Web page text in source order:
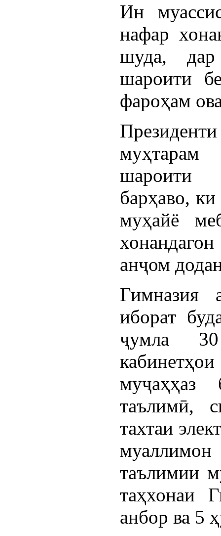
Ин
нафар
шуда,
шароити
фароҳам
шароити
барҳаво,
муҳайё
анҷом
Гимназия
иборат
ҷумла
муҷаҳҳаз
таълимӣ,
тахтаи
муаллимон
таълимии
таҳхонаи
анбор ва 5